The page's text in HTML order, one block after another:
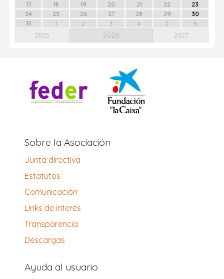
17
18 19 20 21 22
23
24
25 26 27 28 29
30
31
1 2 3 4 5 6
2025 2026 2027
Sobre la Asociación
Junta directiva
Estatutos
Comunicación
Links de interés
Transparencia
Descargas
Ayuda al usuario